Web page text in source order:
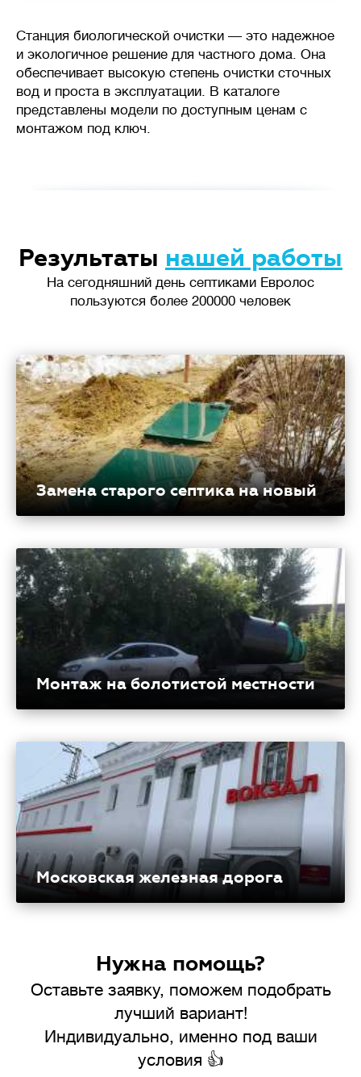
Станция биологической очистки — это надежное
и экологичное решение для частного дома. Она
обеспечивает высокую степень очистки сточных
вод и проста в эксплуатации. В каталоге
представлены модели по доступным ценам с
монтажом под ключ.
Результаты нашей работы
На сегодняшний день септиками Евролос
пользуются более 200000 человек
Замена старого септика на новый
Монтаж на болотистой местности
Московская железная дорога
Нужна помощь?
Оставьте заявку, поможем подобрать
лучший вариант!
Индивидуально, именно под ваши
условия 👍